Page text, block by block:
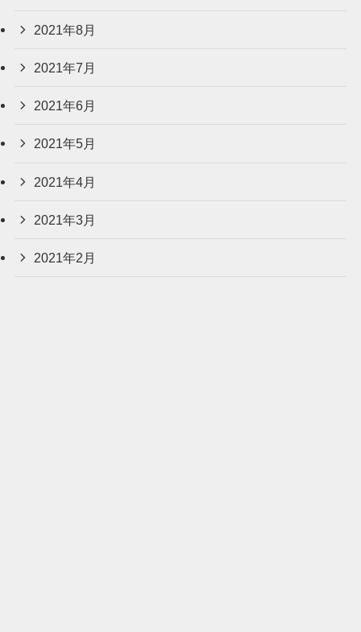
2021年8月
2021年7月
2021年6月
2021年5月
2021年4月
2021年3月
2021年2月